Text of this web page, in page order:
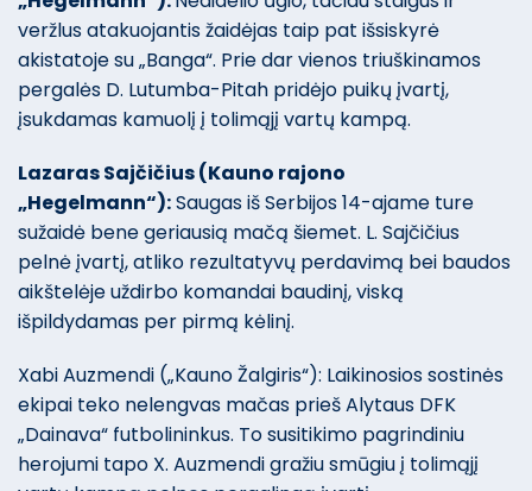
veržlus atakuojantis žaidėjas taip pat išsiskyrė
akistatoje su „Banga“. Prie dar vienos triuškinamos
pergalės D. Lutumba-Pitah pridėjo puikų įvartį,
įsukdamas kamuolį į tolimąjį vartų kampą.
Lazaras Sajčičius (Kauno rajono
„Hegelmann“):Saugas iš Serbijos 14-ajame ture
sužaidė bene geriausią mačą šiemet. L. Sajčičius
pelnė įvartį, atliko rezultatyvų perdavimą bei baudos
aikštelėje uždirbo komandai baudinį, viską
išpildydamas per pirmą kėlinį.
Xabi Auzmendi („Kauno Žalgiris“): Laikinosios sostinės
ekipai teko nelengvas mačas prieš Alytaus DFK
„Dainava“ futbolininkus. To susitikimo pagrindiniu
herojumi tapo X. Auzmendi gražiu smūgiu į tolimąjį